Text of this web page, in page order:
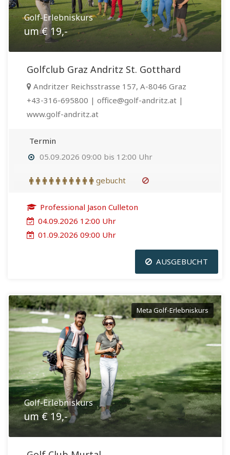
Golf-Erlebniskurs
um € 19,-
Golfclub Graz Andritz St. Gotthard
Andritzer Reichsstrasse 157, A-8046 Graz
+43-316-695800 | office@golf-andritz.at |
www.golf-andritz.at
Termin
05.09.2026 09:00 bis 12:00 Uhr
gebucht
Professional Jason Culleton
04.09.2026 12:00 Uhr
01.09.2026 09:00 Uhr
AUSGEBUCHT
Meta Golf-Erlebniskurs
Golf-Erlebniskurs
um € 19,-